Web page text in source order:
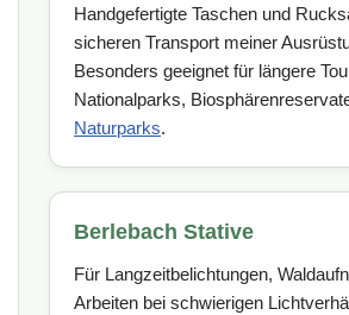
Handgefertigte Taschen und
sicheren Transport meiner
Besonders geeignet für längere
Nationalparks,
Naturparks.
Berlebach Stative
Für Langzeitbelichtungen,
Arbeiten bei schwierigen